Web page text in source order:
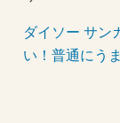
ダイソー サン
い！普通にう